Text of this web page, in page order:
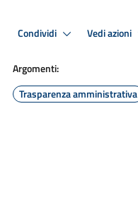
Condividi Vedi azioni
Argomenti:
Trasparenza amministrativa